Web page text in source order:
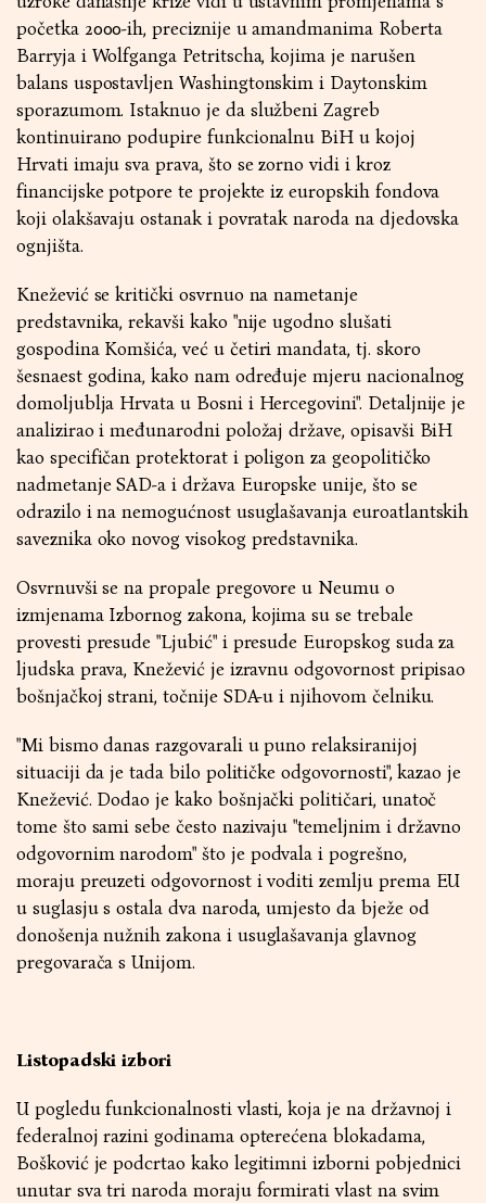
početka 2000-ih, preciznije u amandmanima Roberta
Barryja i Wolfganga Petritscha, kojima je narušen
balans uspostavljen Washingtonskim i Daytonskim
sporazumom. Istaknuo je da službeni Zagreb
kontinuirano podupire funkcionalnu BiH u kojoj
Hrvati imaju sva prava, što se zorno vidi i kroz
financijske potpore te projekte iz europskih fondova
koji olakšavaju ostanak i povratak naroda na djedovska
ognjišta.
Knežević se kritički osvrnuo na nametanje
predstavnika, rekavši kako "nije ugodno slušati
gospodina Komšića, već u četiri mandata, tj. skoro
šesnaest godina, kako nam određuje mjeru nacionalnog
domoljublja Hrvata u Bosni i Hercegovini". Detaljnije je
analizirao i međunarodni položaj države, opisavši BiH
kao specifičan protektorat i poligon za geopolitičko
nadmetanje SAD-a i država Europske unije, što se
odrazilo i na nemogućnost usuglašavanja euroatlantskih
saveznika oko novog visokog predstavnika.
Osvrnuvši se na propale pregovore u Neumu o
izmjenama Izbornog zakona, kojima su se trebale
provesti presude "Ljubić" i presude Europskog suda za
ljudska prava, Knežević je izravnu odgovornost pripisao
bošnjačkoj strani, točnije SDA-u i njihovom čelniku.
"Mi bismo danas razgovarali u puno relaksiranijoj
situaciji da je tada bilo političke odgovornosti", kazao je
Knežević. Dodao je kako bošnjački političari, unatoč
tome što sami sebe često nazivaju "temeljnim i državno
odgovornim narodom" što je podvala i pogrešno,
moraju preuzeti odgovornost i voditi zemlju prema EU
u suglasju s ostala dva naroda, umjesto da bježe od
donošenja nužnih zakona i usuglašavanja glavnog
pregovarača s Unijom.
Listopadski izbori
U pogledu funkcionalnosti vlasti, koja je na državnoj i
federalnoj razini godinama opterećena blokadama,
Bošković je podcrtao kako legitimni izborni pobjednici
unutar sva tri naroda moraju formirati vlast na svim